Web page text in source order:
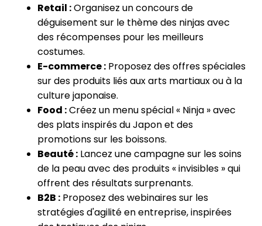
Retail :Organisez un concours de
déguisement sur le thème des ninjas avec
des récompenses pour les meilleurs
costumes.
E-commerce : Proposez des offres spéciales
sur des produits liés aux arts martiaux ou à la
culture japonaise.
Food :Créez un menu spécial « Ninja » avec
des plats inspirés du Japon et des
promotions sur les boissons.
Beauté : Lancez une campagne sur les soins
de la peau avec des produits « invisibles » qui
offrent des résultats surprenants.
B2B : Proposez des webinaires sur les
stratégies d'agilité en entreprise, inspirées